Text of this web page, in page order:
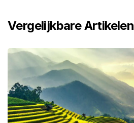
Vergelijkbare Artikelen